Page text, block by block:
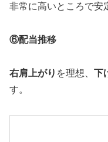
非常に高いところで安
⑥配当推移
右肩上がり を理想、 下
す。